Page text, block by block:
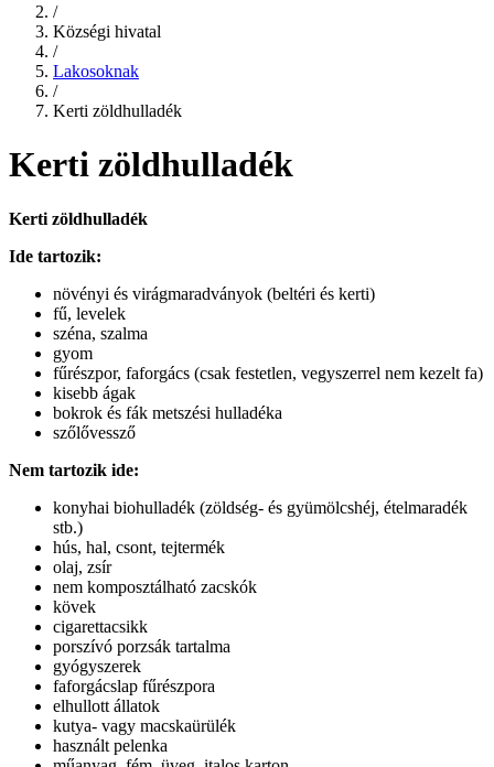
/
Községi hivatal
/
Lakosoknak
/
Kerti zöldhulladék
Kerti zöldhulladék
Kerti zöldhulladék
Ide tartozik:
növényi és virágmaradványok (beltéri és kerti)
fű, levelek
széna, szalma
gyom
fűrészpor, faforgács (csak festetlen, vegyszerrel nem kezelt fa)
kisebb ágak
bokrok és fák metszési hulladéka
szőlővessző
Nem tartozik ide:
konyhai biohulladék (zöldség- és gyümölcshéj, ételmaradék
stb.)
hús, hal, csont, tejtermék
olaj, zsír
nem komposztálható zacskók
kövek
cigarettacsikk
porszívó porzsák tartalma
gyógyszerek
faforgácslap fűrészpora
elhullott állatok
kutya- vagy macskaürülék
használt pelenka